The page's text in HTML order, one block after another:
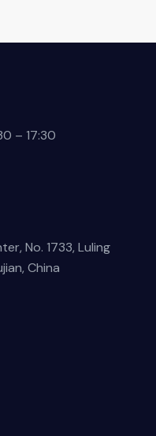
– 17:30
No. 1733, Luling
China